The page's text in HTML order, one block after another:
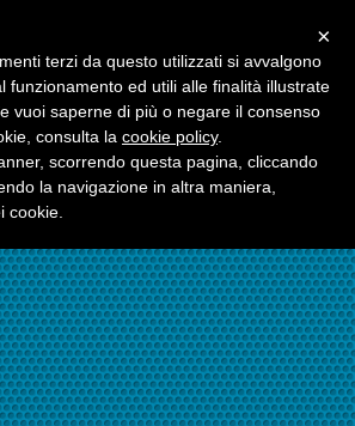
☎324.7403485
×
terzi da questo utilizzati si avvalgono
funzionamento ed utili alle finalità illustrate
vuoi saperne di più o negare il consenso
consulta la cookie policy.
scorrendo questa pagina, cliccando
la navigazione in altra maniera,
cookie.